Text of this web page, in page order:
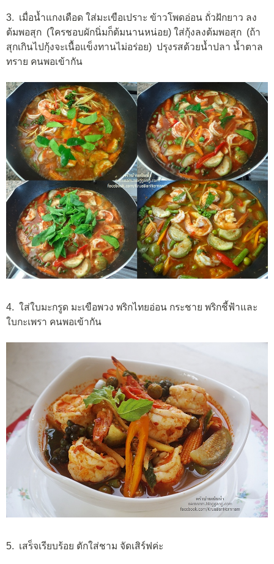
3. เมื่อน้ำแกงเดือด ใส่มะเขือเปราะ ข้าวโพดอ่อน ถั่วฝักยาว ลง
ต้มพอสุก (ใครชอบผักนิ่มก็ต้มนานหน่อย) ใส่กุ้งลงต้มพอสุก (ถ้า
สุกเกินไปกุ้งจะเนื้อแข็งทานไม่อร่อย) ปรุงรสด้วยน้ำปลา น้ำตาล
ทราย คนพอเข้ากัน
4. ใส่ใบมะกรูด มะเขือพวง พริกไทยอ่อน กระชาย พริกชี้ฟ้าและ
ใบกะเพรา คนพอเข้ากัน
5. เสร็จเรียบร้อย ตักใส่ชาม จัดเสิร์ฟค่ะ